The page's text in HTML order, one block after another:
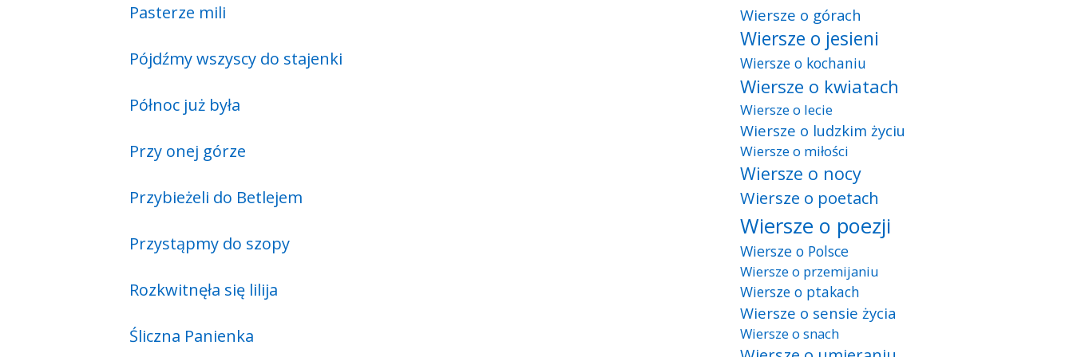
Pasterze mili
Pójdźmy wszyscy do stajenki
Północ już była
Przy onej górze
Przybieżeli do Betlejem
Przystąpmy do szopy
Rozkwitnęła się lilija
Śliczna Panienka
Wiersze o górach
Wiersze o jesieni
Wiersze o kochaniu
Wiersze o kwiatach
Wiersze o lecie
Wiersze o ludzkim życiu
Wiersze o miłości
Wiersze o nocy
Wiersze o poetach
Wiersze o poezji
Wiersze o Polsce
Wiersze o przemijaniu
Wiersze o ptakach
Wiersze o sensie życia
Wiersze o snach